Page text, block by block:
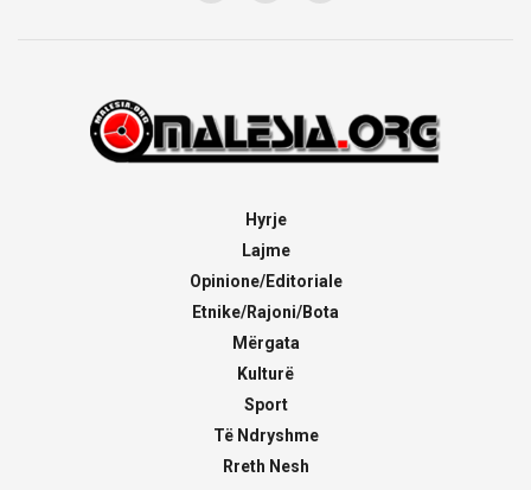
Hyrje
Lajme
Opinione/Editoriale
Etnike/Rajoni/Bota
Mërgata
Kulturë
Sport
Të Ndryshme
Rreth Nesh